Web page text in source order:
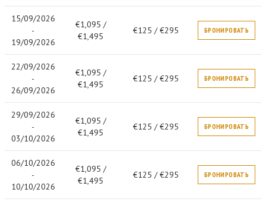
15/09/2026
-
19/09/2026
€1,095 /
€1,495
€125 / €295 БРОНИРОВАТЬ
22/09/2026
-
26/09/2026
€1,095 /
€1,495
€125 / €295 БРОНИРОВАТЬ
29/09/2026
-
03/10/2026
€1,095 /
€1,495
€125 / €295 БРОНИРОВАТЬ
06/10/2026
-
10/10/2026
€1,095 /
€1,495
€125 / €295 БРОНИРОВАТЬ